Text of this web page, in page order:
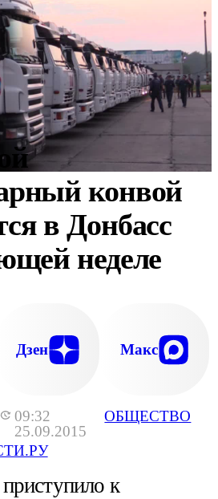
09:32
25.09.2015
ОБЩЕСТВО
конвой
в Донбасс
неделе
Дзен Макс
к